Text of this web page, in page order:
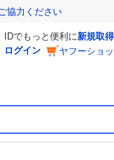
協力ください
IDでもっと便利に新規取得
ログイン
ヤフーショ